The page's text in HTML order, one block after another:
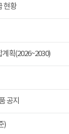
현황
획(2026~2030)
공지
)